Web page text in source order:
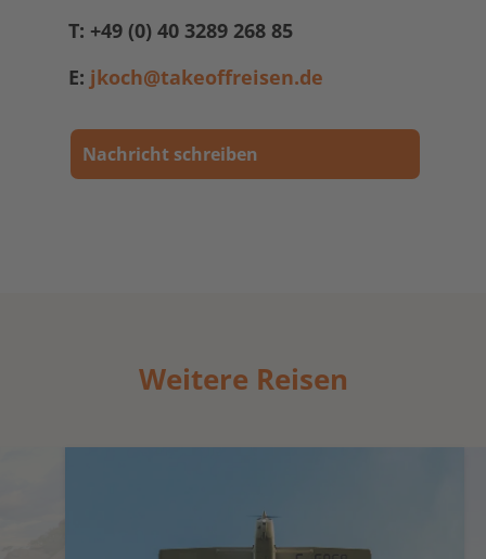
T: +49 (0) 40 3289 268 85
E: jkoch@takeoffreisen.de
Nachricht schreiben
Weitere Reisen